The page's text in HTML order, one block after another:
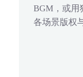
BGM，或用
各场景版权